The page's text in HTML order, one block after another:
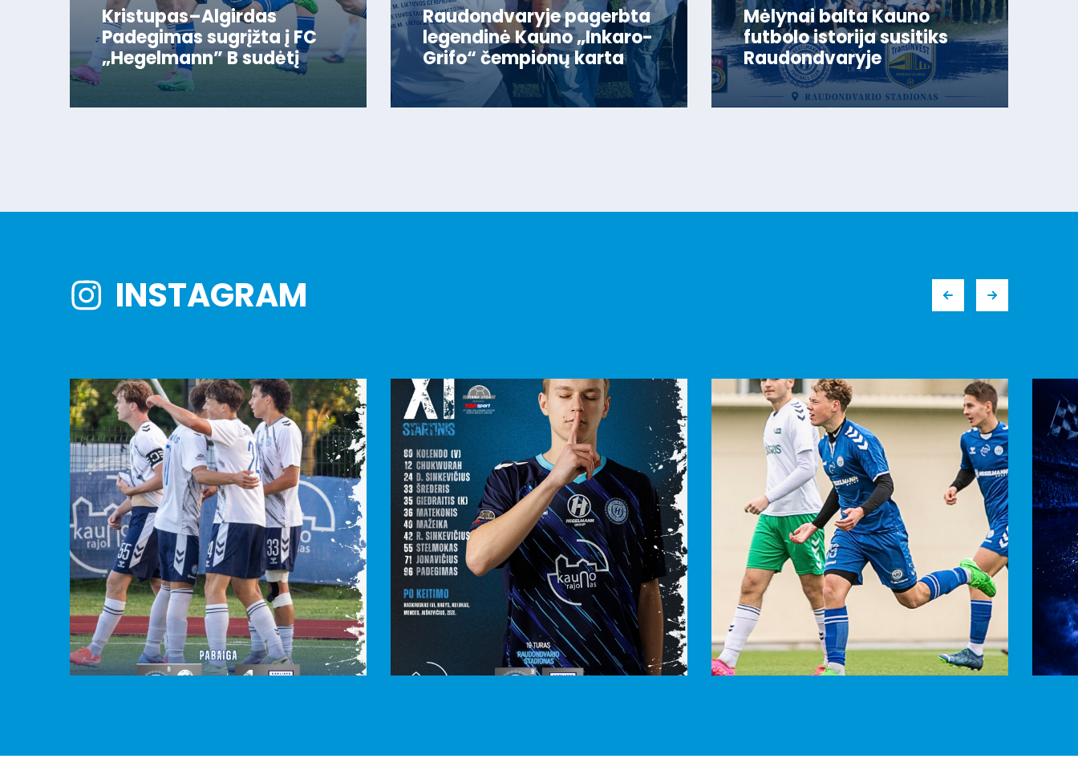
Kristupas–Algirdas
Padegimas sugrįžta į FC
„Hegelmann” B sudėtį
Raudondvaryje pagerbta
legendinė Kauno „Inkaro-
Grifo“ čempionų karta
Mėlynai balta Kauno
futbolo istorija susitiks
Raudondvaryje
INSTAGRAM